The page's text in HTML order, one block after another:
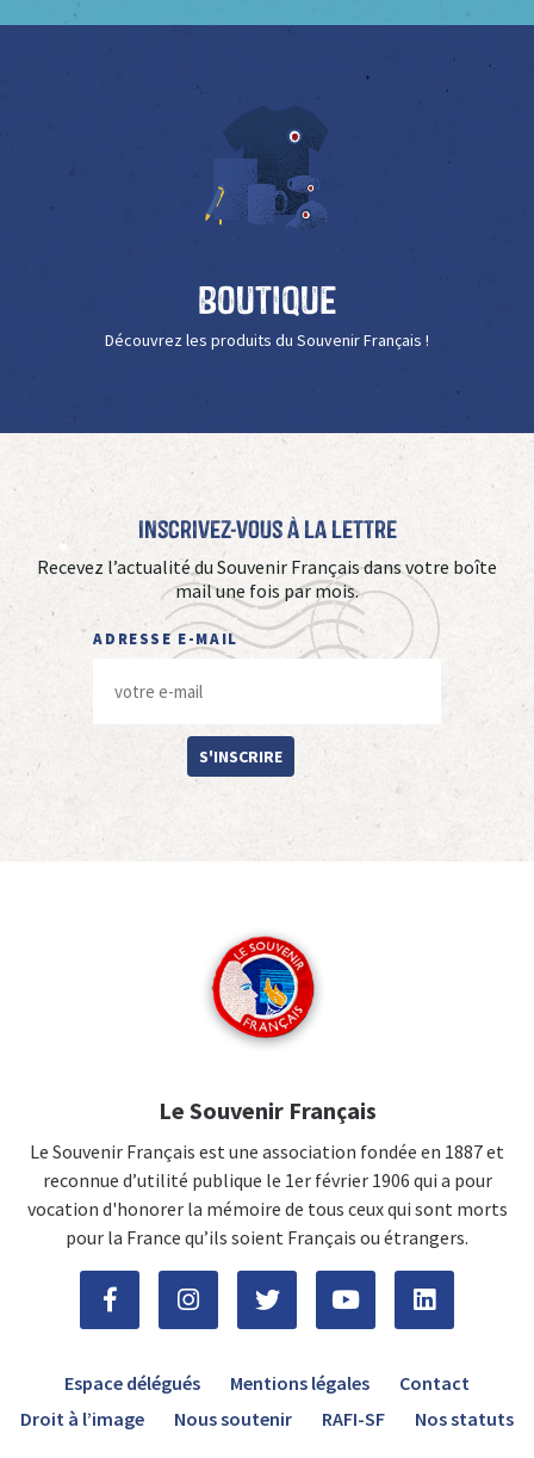
Boutique
Découvrez les produits du Souvenir Français !
Inscrivez-vous à La Lettre
Recevez l’actualité du Souvenir Français dans votre boîte
mail une fois par mois.
ADRESSE E-MAIL
S'INSCRIRE
Le Souvenir Français
Le Souvenir Français est une association fondée en 1887 et
reconnue d’utilité publique le 1er février 1906 qui a pour
vocation d'honorer la mémoire de tous ceux qui sont morts
pour la France qu’ils soient Français ou étrangers.
Espace délégués Mentions légales
Contact
Droit à l’image
Nous soutenir RAFI-SF Nos statuts